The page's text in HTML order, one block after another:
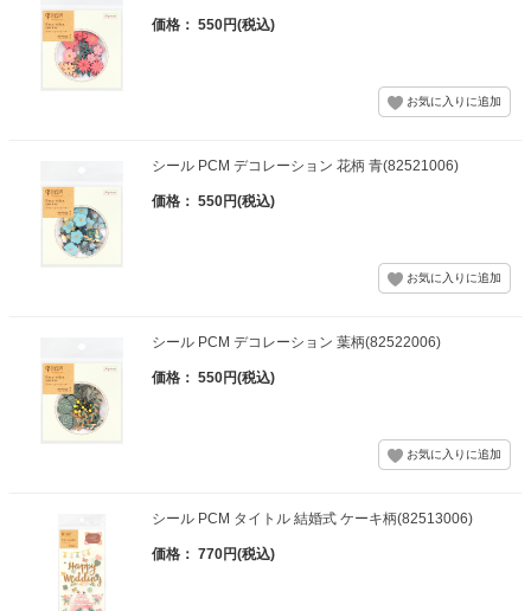
価格： 550円(税込)
シール PCM デコレーション 花柄 青(82521006)
価格： 550円(税込)
シール PCM デコレーション 葉柄(82522006)
価格： 550円(税込)
シール PCM タイトル 結婚式 ケーキ柄(82513006)
価格： 770円(税込)